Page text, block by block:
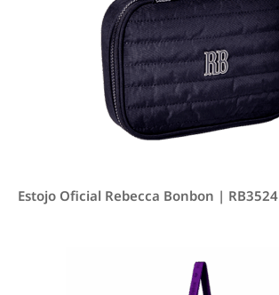
Estojo Oficial Rebecca Bonbon | RB3524